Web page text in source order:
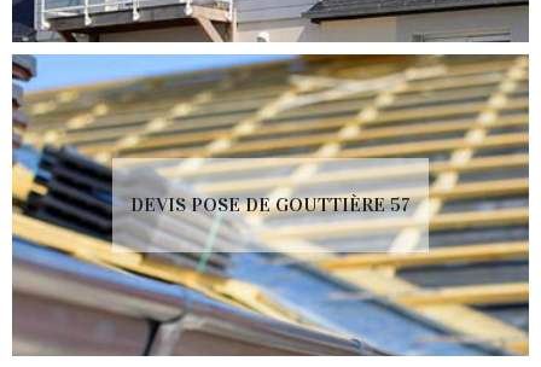
DEVIS POSE DE GOUTTIÈRE 57